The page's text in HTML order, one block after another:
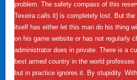
problem. The safety compass of this
Texeira calls it) is completely lost. But the
itself has either let this man do his thing
on his game website or has not regularly
administrator does in private. There is a
best armed country in the world
but in practice ignores it. By stupidity.